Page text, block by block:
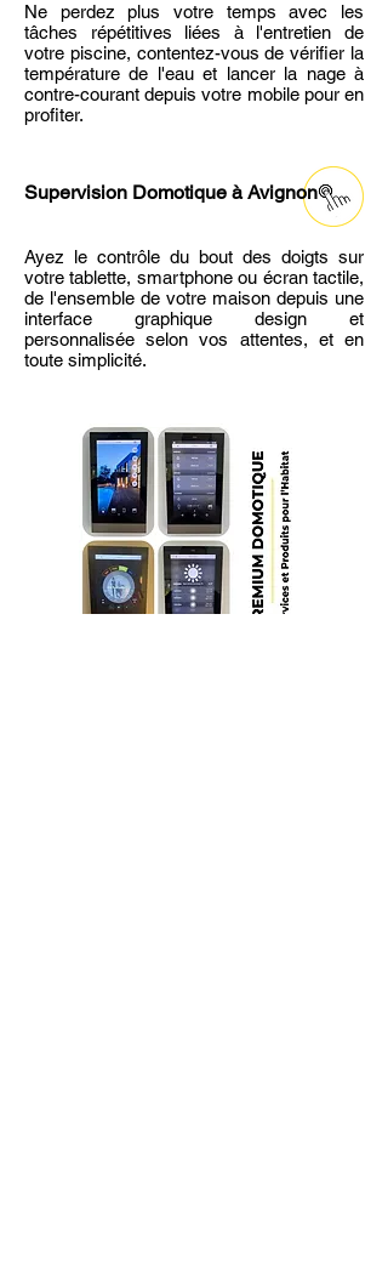
Ne perdez plus votre temps avec les
tâches répétitives liées à l'entretien de
votre piscine, contentez-vous de vérifier la
température de l'eau et lancer la nage à
contre-courant depuis votre mobile pour en
profiter.
Supervision Domotique à Avignon
Ayez le contrôle du bout des doigts sur
votre tablette, smartphone ou écran tactile,
de l'ensemble de votre maison depuis une
interface graphique design et
personnalisée selon vos attentes, et en
toute simplicité.